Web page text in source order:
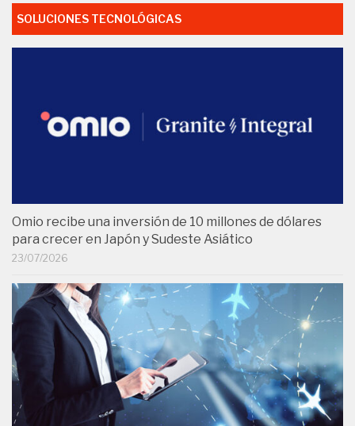
SOLUCIONES TECNOLÓGICAS
Omio recibe una inversión de 10 millones de dólares
para crecer en Japón y Sudeste Asiático
23/07/2026